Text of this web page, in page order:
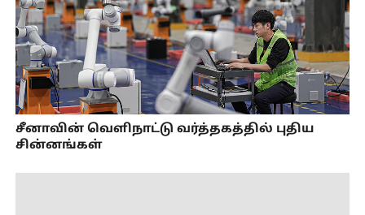
சீனாவின் வெளிநாட்டு வர்த்தகத்தில் புதிய
சின்னங்கள்